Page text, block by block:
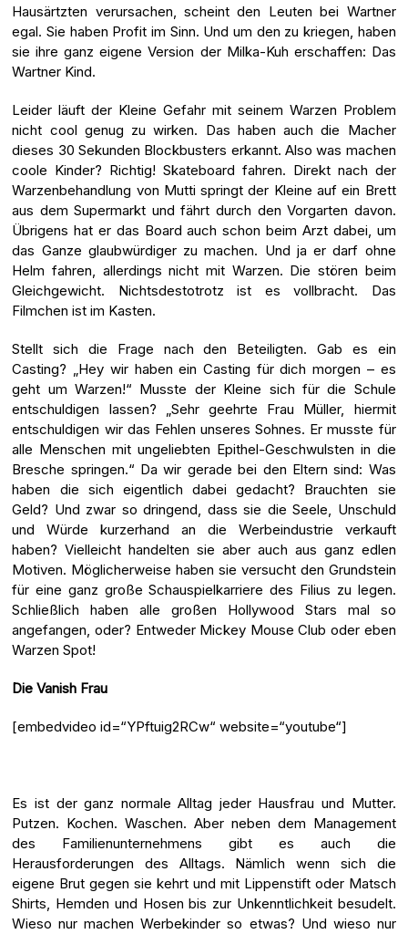
Hausärtzten verursachen, scheint den Leuten bei Wartner
egal. Sie haben Profit im Sinn. Und um den zu kriegen, haben
sie ihre ganz eigene Version der Milka-Kuh erschaffen: Das
Wartner Kind.
Leider läuft der Kleine Gefahr mit seinem Warzen Problem
nicht cool genug zu wirken. Das haben auch die Macher
dieses 30 Sekunden Blockbusters erkannt. Also was machen
coole Kinder? Richtig! Skateboard fahren. Direkt nach der
Warzenbehandlung von Mutti springt der Kleine auf ein Brett
aus dem Supermarkt und fährt durch den Vorgarten davon.
Übrigens hat er das Board auch schon beim Arzt dabei, um
das Ganze glaubwürdiger zu machen. Und ja er darf ohne
Helm fahren, allerdings nicht mit Warzen. Die stören beim
Gleichgewicht. Nichtsdestotrotz ist es vollbracht. Das
Filmchen ist im Kasten.
Stellt sich die Frage nach den Beteiligten. Gab es ein
Casting? „Hey wir haben ein Casting für dich morgen – es
geht um Warzen!“ Musste der Kleine sich für die Schule
entschuldigen lassen? „Sehr geehrte Frau Müller, hiermit
entschuldigen wir das Fehlen unseres Sohnes. Er musste für
alle Menschen mit ungeliebten Epithel-Geschwulsten in die
Bresche springen.“ Da wir gerade bei den Eltern sind: Was
haben die sich eigentlich dabei gedacht? Brauchten sie
Geld? Und zwar so dringend, dass sie die Seele, Unschuld
und Würde kurzerhand an die Werbeindustrie verkauft
haben? Vielleicht handelten sie aber auch aus ganz edlen
Motiven. Möglicherweise haben sie versucht den Grundstein
für eine ganz große Schauspielkarriere des Filius zu legen.
Schließlich haben alle großen Hollywood Stars mal so
angefangen, oder? Entweder Mickey Mouse Club oder eben
Warzen Spot!
Die Vanish Frau
[embedvideo id=“YPftuig2RCw“ website=“youtube“]
Es ist der ganz normale Alltag jeder Hausfrau und Mutter.
Putzen. Kochen. Waschen. Aber neben dem Management
des Familienunternehmens gibt es auch die
Herausforderungen des Alltags. Nämlich wenn sich die
eigene Brut gegen sie kehrt und mit Lippenstift oder Matsch
Shirts, Hemden und Hosen bis zur Unkenntlichkeit besudelt.
Wieso nur machen Werbekinder so etwas? Und wieso nur